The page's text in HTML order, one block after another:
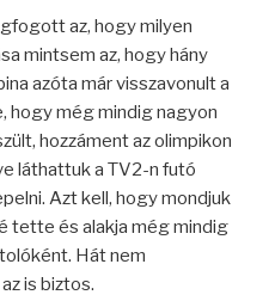
az, hogy milyen
mintsem az, hogy hány
azóta már visszavonult a
hogy még mindig nagyon
hozzáment az olimpikon
láthattuk a TV2-n futó
Azt kell, hogy mondjuk
tette és alakja még mindig
Hát nem
is biztos.